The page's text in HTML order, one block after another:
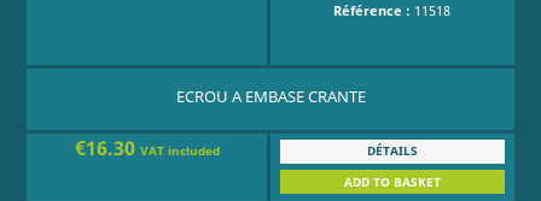
Référence : 11518
ECROU A EMBASE CRANTE
€16.30 VAT included
DÉTAILS
ADD TO BASKET